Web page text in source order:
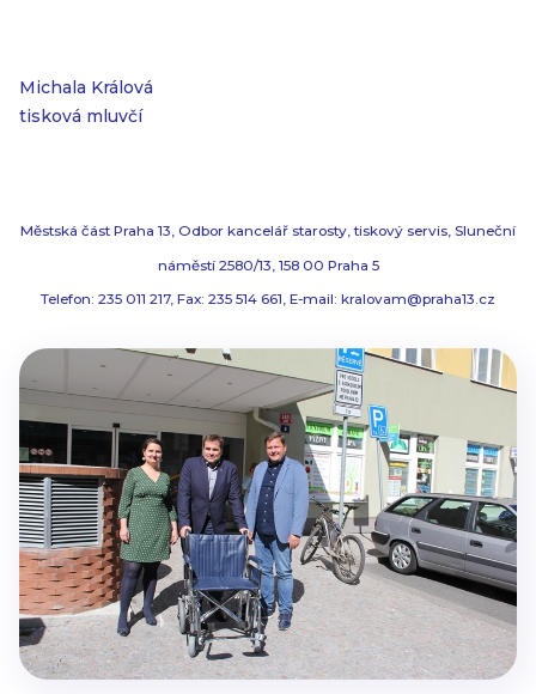
Michala Králová
tisková mluvčí
Městská část Praha 13, Odbor kancelář starosty, tiskový servis, Sluneční
náměstí 2580/13, 158 00 Praha 5
Telefon: 235 011 217, Fax: 235 514 661, E-mail: kralovam@praha13.cz